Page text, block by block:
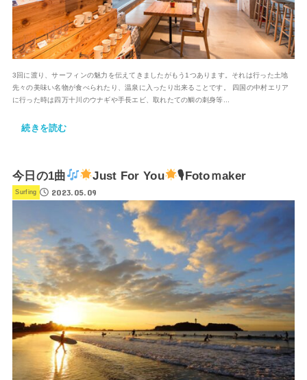
3回に渡り、サーフィンの魅力を伝えてきましたがもう1つあります。それは行った土地
先々の美味い名物が食べられたり、温泉に入ったり出来ることです。 四国の中村エリア
に行った時は四万十川のウナギや手長エビ、取れたての鯛の刺身等...
続きを読む
今日の1曲 Just For You 🎙Fotoｍaker
Surfing 2023.05.09